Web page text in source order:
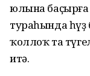
юлына
тураһында
ҡоллоҡ та
итә.